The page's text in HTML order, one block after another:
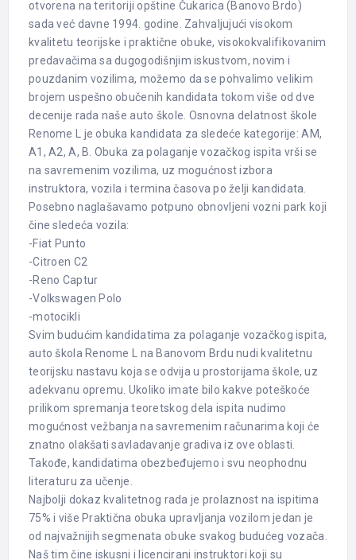
otvorena na teritoriji opštine Čukarica (Banovo Brdo)
sada već davne 1994. godine. Zahvaljujući visokom
kvalitetu teorijske i praktične obuke, visokokvalifikovanim
predavačima sa dugogodišnjim iskustvom, novim i
pouzdanim vozilima, možemo da se pohvalimo velikim
brojem uspešno obučenih kandidata tokom više od dve
decenije rada naše auto škole. Osnovna delatnost škole
Renome L je obuka kandidata za sledeće kategorije: AM,
A1, A2, A, B. Obuka za polaganje vozačkog ispita vrši se
na savremenim vozilima, uz mogućnost izbora
instruktora, vozila i termina časova po želji kandidata.
Posebno naglašavamo potpuno obnovljeni vozni park koji
čine sledeća vozila:
-Fiat Punto
-Citroen C2
-Reno Captur
-Volkswagen Polo
-motocikli
Svim budućim kandidatima za polaganje vozačkog ispita,
auto škola Renome L na Banovom Brdu nudi kvalitetnu
teorijsku nastavu koja se odvija u prostorijama škole, uz
adekvanu opremu. Ukoliko imate bilo kakve poteškoće
prilikom spremanja teoretskog dela ispita nudimo
mogućnost vežbanja na savremenim računarima koji će
znatno olakšati savladavanje gradiva iz ove oblasti.
Takođe, kandidatima obezbeđujemo i svu neophodnu
literaturu za učenje.
Najbolji dokaz kvalitetnog rada je prolaznost na ispitima
75% i više Praktična obuka upravljanja vozilom jedan je
od najvažnijih segmenata obuke svakog budućeg vozača.
Naš tim čine iskusni i licencirani instruktori koji su